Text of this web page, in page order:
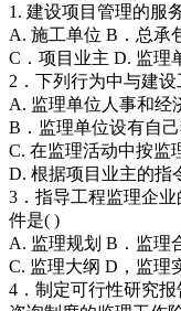
1. 建设项目管理的服
A. 施工单位 B．总承
C．项目业主 D. 监理
2．下列行为中与建
A. 监理单位人事和经
B．监理单位设有自
C. 在监理活动中按监
D. 根据项目业主的指
3．指导工程监理企
件是( )
A. 监理规划 B．监理
C. 监理大纲 D，监理
4．制定可行性研究